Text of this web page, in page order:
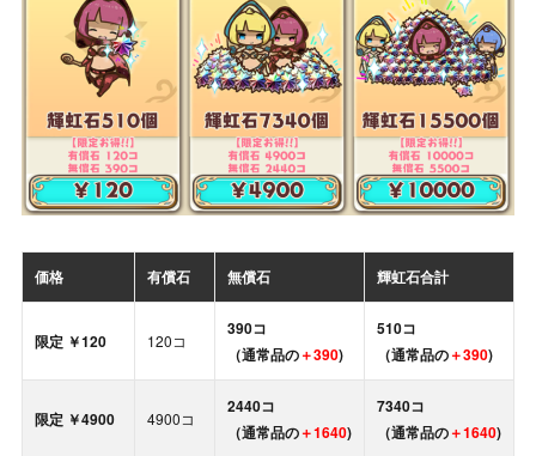
価格 有償石 無償石 輝虹石合計
限定 ￥120 120コ
390コ
（通常品の＋390)
510コ
（通常品の＋390)
限定 ￥4900 4900コ
2440コ
（通常品の＋1640)
7340コ
（通常品の＋1640)